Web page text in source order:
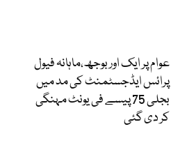
عوام پر ایک اور بوجھ،ماہانہ فیول
پرائس ایڈجسٹمنٹ کی مد میں
بجلی 75 پیسے فی یونٹ مہنگی
کر دی گئی